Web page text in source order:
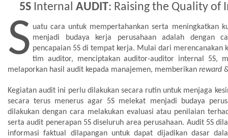
5SInternal AUDIT: Raising the Quality of
S uatu cara untuk mempertahankan serta meningkatkan
menjadi budaya kerja perusahaan adalah dengan
pencapaian 5S di tempat kerja. Mulai dari merencanakan
tim auditor, menciptakan auditor-auditor internal 5S,
melaporkan hasil audit kepada manajemen, memberikan reward
Kegiatan audit ini perlu dilakukan secara rutin untuk menjaga
secara terus menerus agar 5S melekat menjadi budaya
dilakukan dengan cara melakukan evaluasi atau penilaian
serta audit penerapan 5S diseluruh area perusahaan. Audit 5S
informasi faktual dilapangan untuk dapat dijadikan dasar